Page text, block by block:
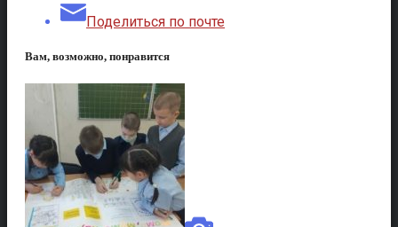
Поделиться по почте
Вам, возможно, понравится